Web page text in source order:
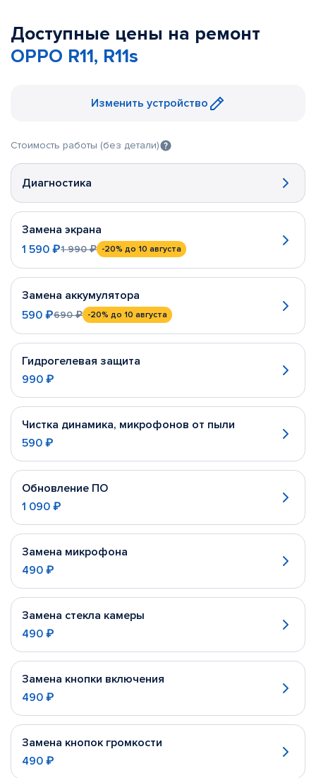
Доступные цены на ремонт
OPPO R11, R11s
Изменить устройство
Стоимость работы (без детали)
Диагностика
Замена экрана
1 590 ₽1 990 ₽ -20% до 10 августа
Замена аккумулятора
590 ₽690 ₽ -20% до 10 августа
Гидрогелевая защита
990 ₽
Чистка динамика, микрофонов от пыли
590 ₽
Обновление ПО
1 090 ₽
Замена микрофона
490 ₽
Замена стекла камеры
490 ₽
Замена кнопки включения
490 ₽
Замена кнопок громкости
490 ₽